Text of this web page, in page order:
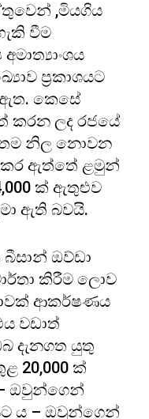
,මියගිය
වීම
ප්‍රකාශයට
කෙසේ
කරන ලද රජයේ
නිල නොවන
ඇත්තේ ළමුන්
ක් ඇතුළුව
ඇති බවයි.
ඔව්ඩා
කිරීම ලොව
ආකර්ෂණය
වඩාත්
දැනගත යුතු
20,000 ක්
ඔවුන්ගෙන්
ය – ඔවුන්ගෙන්